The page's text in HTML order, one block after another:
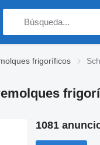
frigoríficos
1081